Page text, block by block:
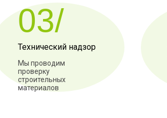
03/
Технический надзор
Мы проводим
проверку
строительных
материалов